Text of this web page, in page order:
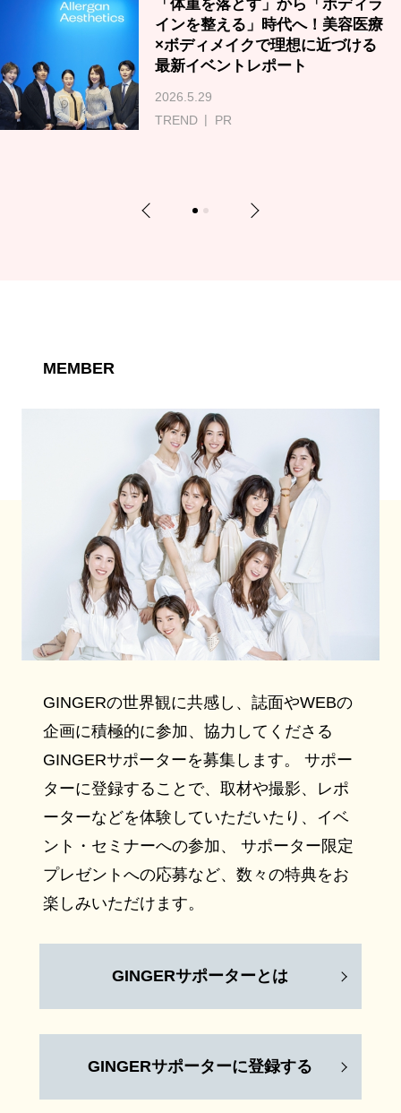
「体重を落とす」から「ボディラ
インを整える」時代へ！美容医療
×ボディメイクで理想に近づける
最新イベントレポート
2026.5.29
TREND
PR
Previous 1 2 Next
MEMBER
GINGERの世界観に共感し、誌面やWEBの
企画に積極的に参加、協力してくださる
GINGERサポーターを募集します。 サポー
ターに登録することで、取材や撮影、レポ
ーターなどを体験していただいたり、イベ
ント・セミナーへの参加、 サポーター限定
プレゼントへの応募など、数々の特典をお
楽しみいただけます。
GINGERサポーターとは
GINGERサポーターに登録する